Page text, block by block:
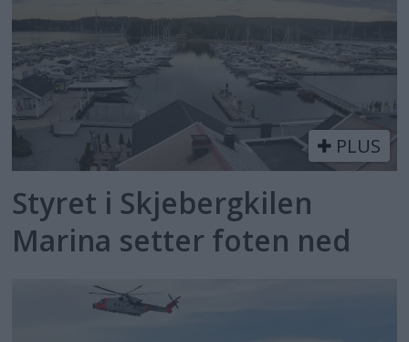
PLUS
Styret i Skjebergkilen
Marina setter foten ned